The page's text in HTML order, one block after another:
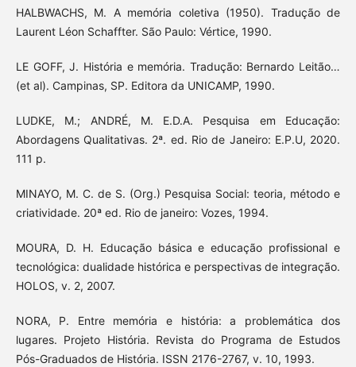
HALBWACHS, M. A memória coletiva (1950). Tradução de
Laurent Léon Schaffter. São Paulo: Vértice, 1990.
LE GOFF, J. História e memória. Tradução: Bernardo Leitão…
(et al). Campinas, SP. Editora da UNICAMP, 1990.
LUDKE, M.; ANDRÉ, M. E.D.A. Pesquisa em Educação:
Abordagens Qualitativas. 2ª. ed. Rio de Janeiro: E.P.U, 2020.
111 p.
MINAYO, M. C. de S. (Org.) Pesquisa Social: teoria, método e
criatividade. 20ª ed. Rio de janeiro: Vozes, 1994.
MOURA, D. H. Educação básica e educação profissional e
tecnológica: dualidade histórica e perspectivas de integração.
HOLOS, v. 2, 2007.
NORA, P. Entre memória e história: a problemática dos
lugares. Projeto História. Revista do Programa de Estudos
Pós-Graduados de História. ISSN 2176-2767, v. 10, 1993.